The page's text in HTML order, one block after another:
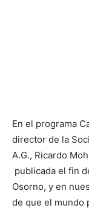
En el programa
director de la
A.G., Ricardo
publicada el fin
Osorno, y en
de que el mundo